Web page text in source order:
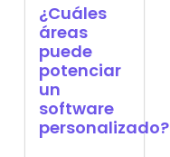
¿Cuáles
áreas
puede
potenciar
un
software
personalizado?